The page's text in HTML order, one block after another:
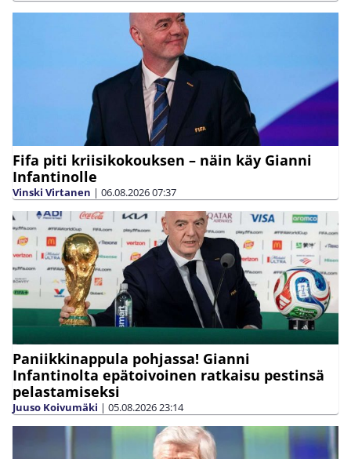
Fifa piti kriisikokouksen – näin käy Gianni
Infantinolle
Vinski Virtanen | 06.08.202607:37
Paniikkinappula pohjassa! Gianni
Infantinolta epätoivoinen ratkaisu pestinsä
pelastamiseksi
Juuso Koivumäki | 05.08.202623:14